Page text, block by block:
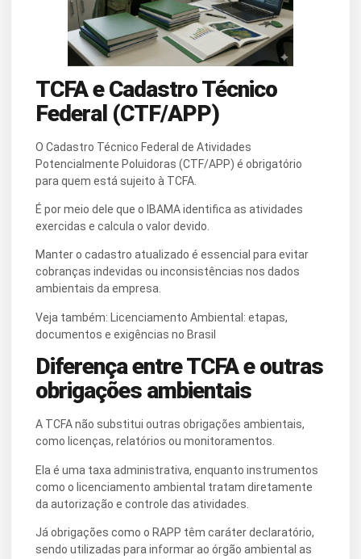
TCFA e Cadastro Técnico
Federal (CTF/APP)
O Cadastro Técnico Federal de Atividades
Potencialmente Poluidoras (CTF/APP) é obrigatório
para quem está sujeito à TCFA.
É por meio dele que o IBAMA identifica as atividades
exercidas e calcula o valor devido.
Manter o cadastro atualizado é essencial para evitar
cobranças indevidas ou inconsistências nos dados
ambientais da empresa.
Veja também: Licenciamento Ambiental: etapas,
documentos e exigências no Brasil
Diferença entre TCFA e outras
obrigações ambientais
A TCFA não substitui outras obrigações ambientais,
como licenças, relatórios ou monitoramentos.
Ela é uma taxa administrativa, enquanto instrumentos
como o licenciamento ambiental tratam diretamente
da autorização e controle das atividades.
Já obrigações como o RAPP têm caráter declaratório,
sendo utilizadas para informar ao órgão ambiental as